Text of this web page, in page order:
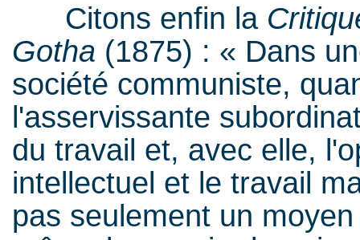
Citons enfin la
Gotha (1875) : « Dans
société communiste,
l'asservissante
du travail et, avec elle,
intellectuel et le travail
pas seulement un